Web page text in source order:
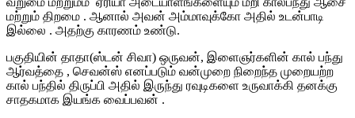
மற்றும் திறமை . ஆனால் அவன் அம்மாவுக்கோ அதில் உடன்பாடி
இல்லை . அதற்கு காரணம் உண்டு.
பகுதியின் தாதா(ஸ்டன் சிவா) ஒருவன், இளைஞர்களின் கால் பந்து
ஆர்வத்தை , செவன்ஸ் எனப்படும் வன்முறை நிறைந்த முறையற்ற
கால் பந்தில் திருப்பி அதில் இருந்து ரவுடிகளை உருவாக்கி தனக்கு
சாதகமாக இயங்க வைப்பவன் .